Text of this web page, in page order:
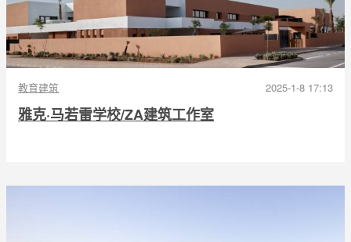
教育建筑 2025-1-8 17:13
雅克·马若雷学校/ZA建筑工作室